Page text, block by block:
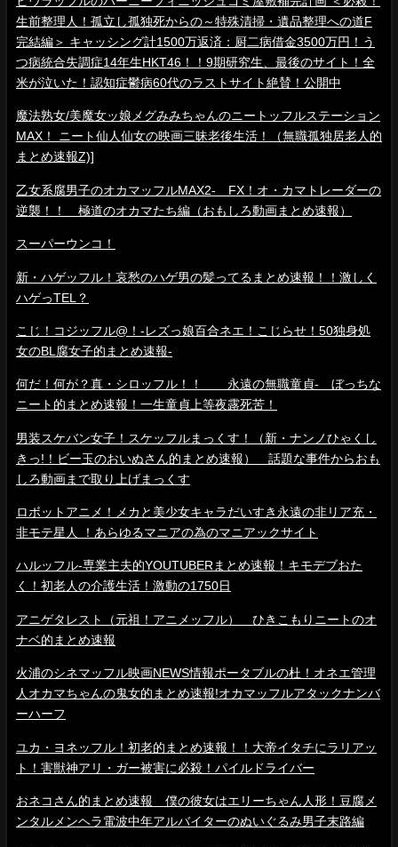
生前整理人！孤立し孤独死からの～特殊清掃・遺品整理への道F
完結編＞ キャッシング計1500万返済：厨二病借金3500万円！う
つ病統合失調症14年生HKT46！！9期研究生、最後のサイト！全
米が泣いた！認知症鬱病60代のラストサイト絶賛！公開中
魔法熟女/美魔女ッ娘メグみみちゃんのニートッフルステーション
MAX！ ニート仙人仙女の映画三昧老後生活！（無職孤独居老人的
まとめ速報Z)]
乙女系腐男子のオカマッフルMAX2- FX！オ・カマトレーダーの
逆襲！！ 極道のオカマたち編（おもしろ動画まとめ速報）
スーパーウンコ！
新・ハゲッフル！哀愁のハゲ男の髪ってるまとめ速報！！激しく
ハゲっTEL？
こじ！コジッフル@！-レズっ娘百合ネエ！こじらせ！50独身処
女のBL腐女子的まとめ速報-
何だ！何が？真・シロッフル！！ 永遠の無職童貞- ぼっちな
ニート的まとめ速報！一生童貞上等夜露死苦！
男装スケバン女子！スケッフルまっくす！（新・ナンノひゃくし
きっ!！ビー玉のおいぬさん的まとめ速報） 話題な事件からおも
しろ動画まで取り上げまっくす
ロボットアニメ！メカと美少女キャラだいすき永遠の非リア充・
非モテ星人 ！あらゆるマニアの為のマニアックサイト
ハルッフル-専業主夫的YOUTUBERまとめ速報！キモデブおた
く！初老人の介護生活！激動の1750日
アニゲタレスト（元祖！アニメッフル） ひきこもりニートのオ
ナベ的まとめ速報
火浦のシネマッフル映画NEWS情報ポータブルの杜！オネエ管理
人オカマちゃんの鬼女的まとめ速報!オカマッフルアタックナンバ
ーハーフ
ユカ・ヨネッフル！初老的まとめ速報！！大帝イタチにラリアッ
ト！害獣神アリ・ガー被害に必殺！パイルドライバー
おネコさん的まとめ速報 僕の彼女はエリーちゃん人形！豆腐メ
ンタルメンヘラ電波中年アルバイターのぬいぐるみ男子末路編